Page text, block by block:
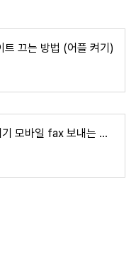
트 끄는 방법 (어플 켜기)
핸드폰으로 팩스 보내기 모바일 fax 보내는 방법